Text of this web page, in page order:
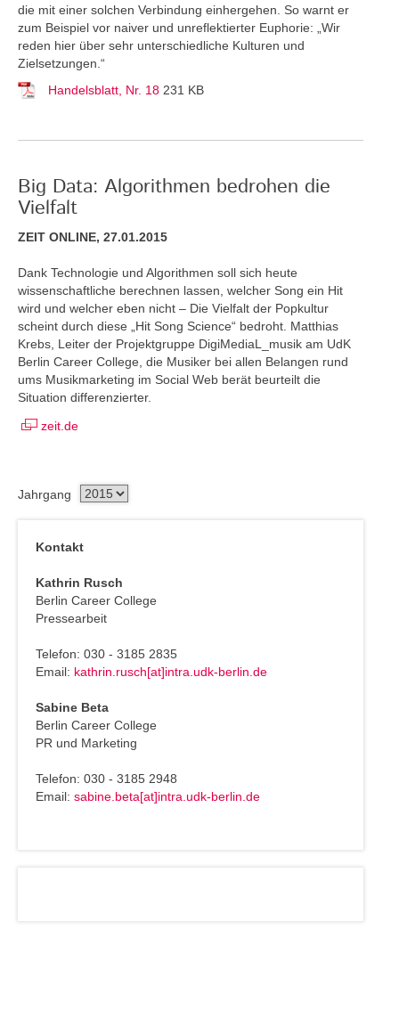
die mit einer solchen Verbindung einhergehen. So warnt er
zum Beispiel vor naiver und unreflektierter Euphorie: „Wir
reden hier über sehr unterschiedliche Kulturen und
Zielsetzungen.“
Handelsblatt, Nr. 18 231 KB
Big Data: Algorithmen bedrohen die
Vielfalt
ZEIT ONLINE, 27.01.2015
Dank Technologie und Algorithmen soll sich heute
wissenschaftliche berechnen lassen, welcher Song ein Hit
wird und welcher eben nicht – Die Vielfalt der Popkultur
scheint durch diese „Hit Song Science“ bedroht. Matthias
Krebs, Leiter der Projektgruppe DigiMediaL_musik am UdK
Berlin Career College, die Musiker bei allen Belangen rund
ums Musikmarketing im Social Web berät beurteilt die
Situation differenzierter.
zeit.de
Jahrgang
Kontakt
Kathrin Rusch
Berlin Career College
Pressearbeit
Telefon: 030 - 3185 2835
Email: kathrin.rusch[at]intra.udk-berlin.de
Sabine Beta
Berlin Career College
PR und Marketing
Telefon: 030 - 3185 2948
Email: sabine.beta[at]intra.udk-berlin.de